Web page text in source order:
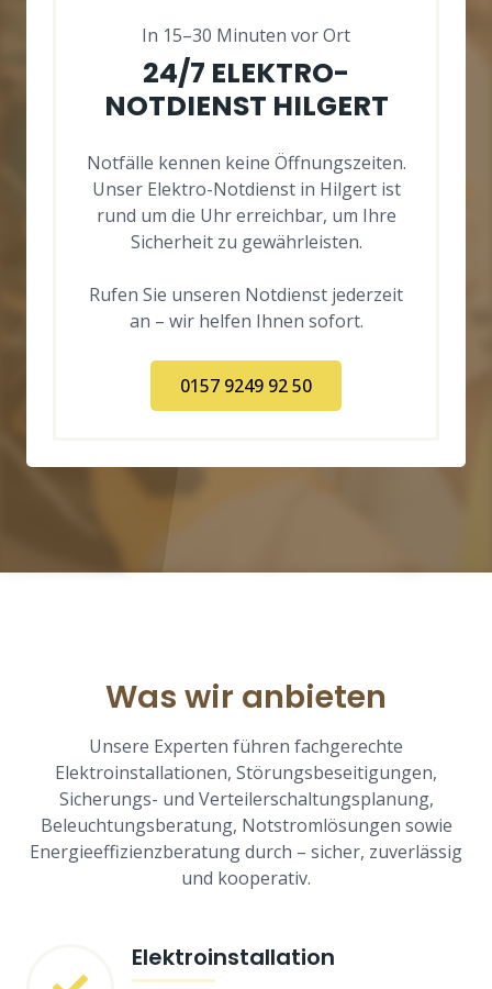
In 15–30 Minuten vor Ort
24/7 ELEKTRO-
NOTDIENST HILGERT
Notfälle kennen keine Öffnungszeiten.
Unser Elektro-Notdienst in Hilgert ist
rund um die Uhr erreichbar, um Ihre
Sicherheit zu gewährleisten.
Rufen Sie unseren Notdienst jederzeit
an – wir helfen Ihnen sofort.
0157 9249 92 50
Was wir anbieten
Unsere Experten führen fachgerechte
Elektroinstallationen, Störungsbeseitigungen,
Sicherungs- und Verteilerschaltungsplanung,
Beleuchtungsberatung, Notstromlösungen sowie
Energieeffizienzberatung durch – sicher, zuverlässig
und kooperativ.
Elektroinstallation